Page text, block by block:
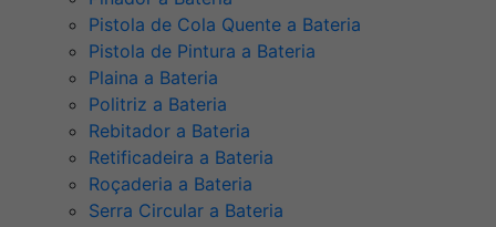
Pistola de Cola Quente a Bateria
Pistola de Pintura a Bateria
Plaina a Bateria
Politriz a Bateria
Rebitador a Bateria
Retificadeira a Bateria
Roçaderia a Bateria
Serra Circular a Bateria